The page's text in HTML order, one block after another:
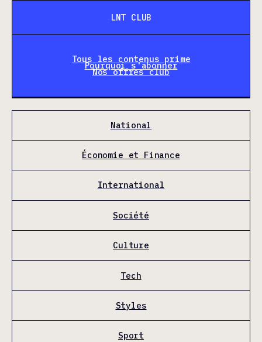
LNT CLUB
Tous les contenus prime
Pourquoi s'abonner
Nos offres club
National
Économie et Finance
International
Société
Culture
Tech
Styles
Sport